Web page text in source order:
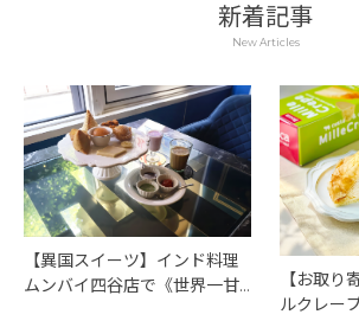
新着記事
New Articles
【異国スイーツ】インド料理
ムンバイ四谷店で《世界一甘
【お取り
ルクレー